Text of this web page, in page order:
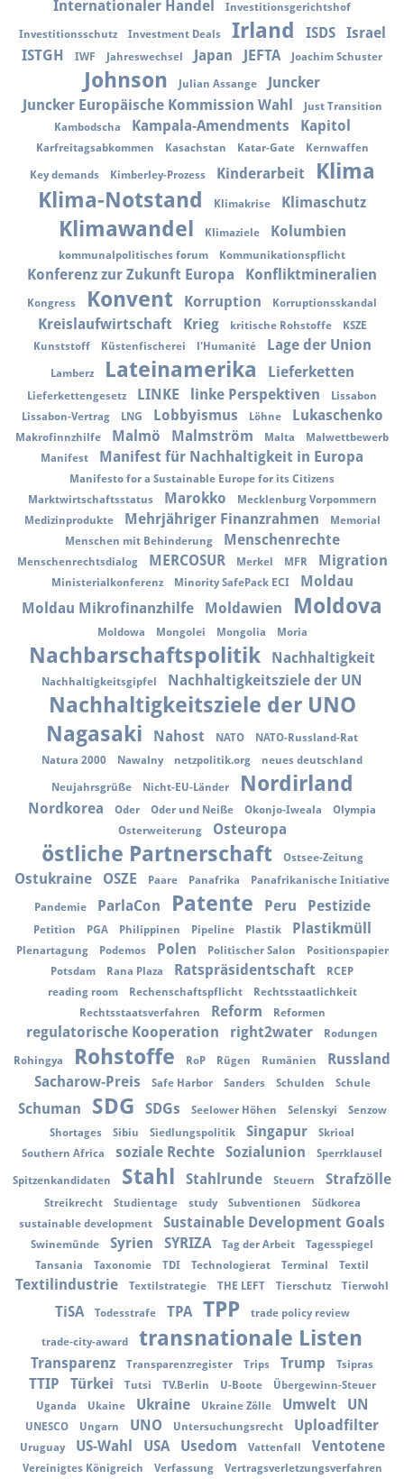
Internationaler Handel Investitionsgerichtshof
Investitionsschutz Investment Deals Irland ISDS
Israel
ISTGH
IWF Jahreswechsel Japan JEFTA Joachim Schuster
Johnson Julian Assange
Juncker
Juncker Europäische Kommission Wahl
Just Transition
Kambodscha
Kampala-Amendments Kapitol
Karfreitagsabkommen Kasachstan Katar-Gate Kernwaffen
Key demands Kimberley-Prozess Kinderarbeit
Klima
Klima-Notstand
Klimakrise Klimaschutz
Klimawandel Klimaziele Kolumbien
kommunalpolitisches forum Kommunikationspflicht
Konferenz zur Zukunft Europa Konfliktmineralien
Kongress Konvent Korruption Korruptionsskandal
Kreislaufwirtschaft Krieg kritische Rohstoffe
KSZE
Kunststoff
Küstenfischerei l'Humanité Lage der Union
Lamberz Lateinamerika Lieferketten
Lieferkettengesetz LINKE linke Perspektiven
Lissabon
Lissabon-Vertrag
LNG Lobbyismus Löhne Lukaschenko
Makrofinnzhilfe Malmö Malmström Malta
Malwettbewerb
Manifest
Manifest für Nachhaltigkeit in Europa
Manifesto for a Sustainable Europe for its Citizens
Marktwirtschaftsstatus
Marokko
Mecklenburg Vorpommern
Medizinprodukte
Mehrjähriger Finanzrahmen
Memorial
Menschen mit Behinderung
Menschenrechte
Menschenrechtsdialog MERCOSUR Merkel MFR Migration
Ministerialkonferenz Minority SafePack ECI
Moldau
Moldau Mikrofinanzhilfe
Moldawien Moldova
Moldowa Mongolei Mongolia Moria
Nachbarschaftspolitik Nachhaltigkeit
Nachhaltigkeitsgipfel Nachhaltigkeitsziele der UN
Nachhaltigkeitsziele der UNO
Nagasaki
Nahost NATO
NATO-Russland-Rat
Natura 2000
Nawalny netzpolitik.org neues deutschland
Neujahrsgrüße Nicht-EU-Länder Nordirland
Nordkorea Oder Oder und Neiße Okonjo-Iweala
Olympia
Osterweiterung
Osteuropa
östliche Partnerschaft Ostsee-Zeitung
Ostukraine OSZE Paare Panafrika Panafrikanische Initiative
Pandemie ParlaCon Patente Peru Pestizide
Petition PGA Philippinen Pipeline Plastik Plastikmüll
Plenartagung Podemos Polen Politischer Salon
Positionspapier
Potsdam
Rana Plaza Ratspräsidentschaft
RCEP
reading room
Rechenschaftspflicht
Rechtsstaatlichkeit
Rechtsstaatsverfahren
Reform Reformen
regulatorische Kooperation right2water Rodungen
Rohingya Rohstoffe RoP Rügen Rumänien
Russland
Sacharow-Preis
Safe Harbor Sanders Schulden Schule
Schuman SDG SDGs Seelower Höhen Selenskyi
Senzow
Shortages
Sibiu Siedlungspolitik Singapur
Skrioal
Southern Africa
soziale Rechte Sozialunion Sperrklausel
Spitzenkandidaten Stahl Stahlrunde Steuern Strafzölle
Streikrecht Studientage study Subventionen
Südkorea
sustainable development
Sustainable Development Goals
Swinemünde Syrien SYRIZA Tag der Arbeit
Tagesspiegel
Tansania
Taxonomie TDI Technologierat Terminal Textil
Textilindustrie Textilstrategie THE LEFT Tierschutz Tierwohl
TiSA Todesstrafe TPA TPP trade policy review
trade-city-award transnationale Listen
Transparenz Transparenzregister Trips Trump Tsipras
TTIP Türkei Tutsi TV.Berlin U-Boote
Übergewinn-Steuer
Uganda
Ukaine Ukraine Ukraine Zölle Umwelt UN
UNESCO Ungarn UNO Untersuchungsrecht Uploadfilter
Uruguay US-Wahl USA Usedom Vattenfall Ventotene
Vereinigtes Königreich Verfassung
Vertragsverletzungsverfahren